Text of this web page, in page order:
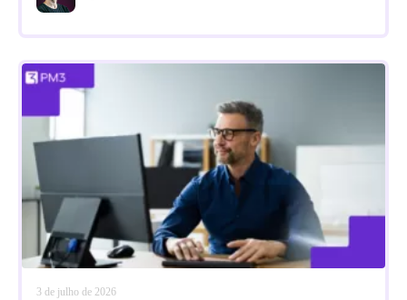
3 de julho de 2026